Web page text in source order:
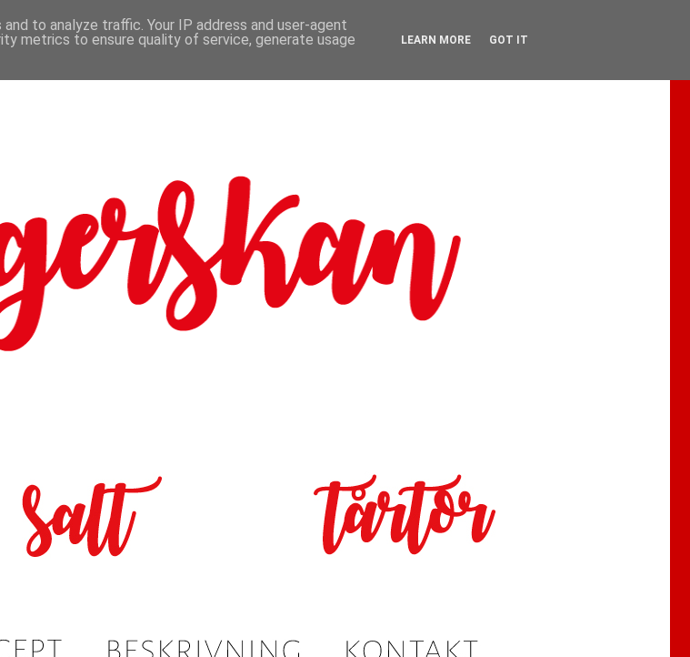
to analyze traffic. Your IP address and user-agent
metrics to ensure quality of service, generate usage
LEARN MORE GOT IT